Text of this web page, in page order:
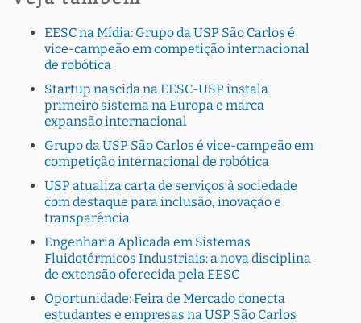
EESC na Mídia: Grupo da USP São Carlos é
vice-campeão em competição internacional
de robótica
Startup nascida na EESC-USP instala
primeiro sistema na Europa e marca
expansão internacional
Grupo da USP São Carlos é vice-campeão em
competição internacional de robótica
USP atualiza carta de serviços à sociedade
com destaque para inclusão, inovação e
transparência
Engenharia Aplicada em Sistemas
Fluidotérmicos Industriais: a nova disciplina
de extensão oferecida pela EESC
Oportunidade: Feira de Mercado conecta
estudantes e empresas na USP São Carlos